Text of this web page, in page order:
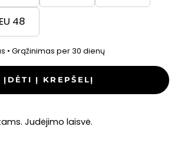
EU 48
• Grąžinimas per 30 dienų
ĮDĖTI Į KREPŠELĮ
Judėjimo laisvė.